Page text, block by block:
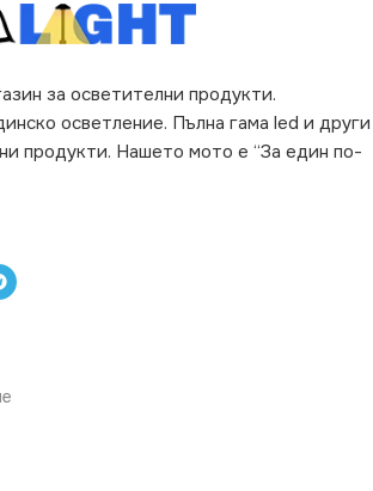
за осветителни продукти.
осветление. Пълна гама led и други
продукти. Нашето мото е “За един по-